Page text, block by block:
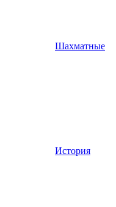
Шахматные
История